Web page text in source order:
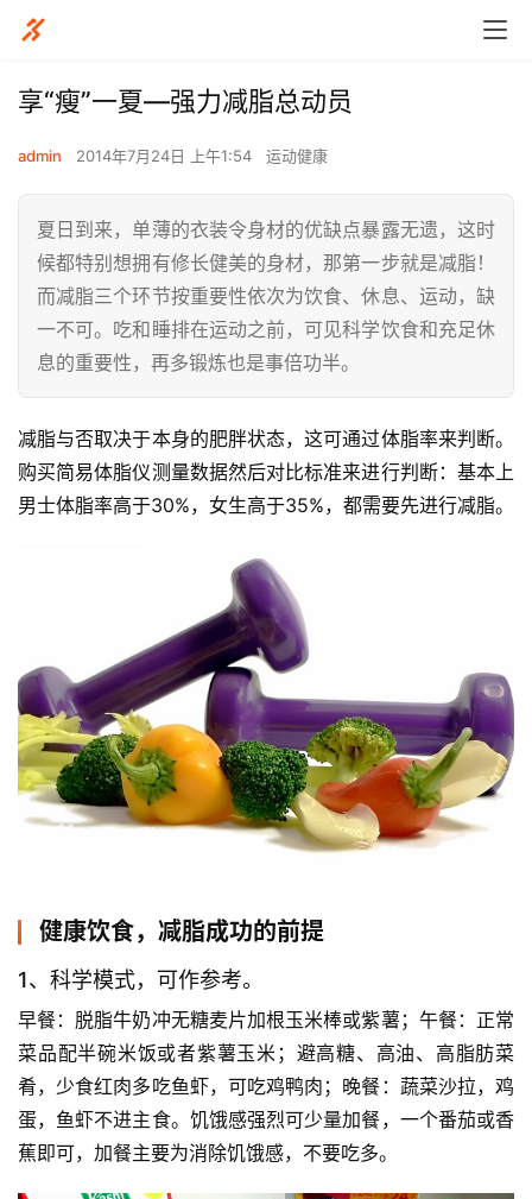
享“瘦”一夏—强力减脂总动员
admin 2014年7月24日 上午1:54 运动健康
夏日到来，单薄的衣装令身材的优缺点暴露无遗，这时
候都特别想拥有修长健美的身材，那第一步就是减脂！
而减脂三个环节按重要性依次为饮食、休息、运动，缺
一不可。吃和睡排在运动之前，可见科学饮食和充足休
息的重要性，再多锻炼也是事倍功半。
减脂与否取决于本身的肥胖状态，这可通过体脂率来判断。
购买简易体脂仪测量数据然后对比标准来进行判断：基本上
男士体脂率高于30%，女生高于35%，都需要先进行减脂。
健康饮食，减脂成功的前提
1、科学模式，可作参考。
早餐：脱脂牛奶冲无糖麦片加根玉米棒或紫薯；午餐：正常
菜品配半碗米饭或者紫薯玉米；避高糖、高油、高脂肪菜
肴，少食红肉多吃鱼虾，可吃鸡鸭肉；晚餐：蔬菜沙拉，鸡
蛋，鱼虾不进主食。饥饿感强烈可少量加餐，一个番茄或香
蕉即可，加餐主要为消除饥饿感，不要吃多。